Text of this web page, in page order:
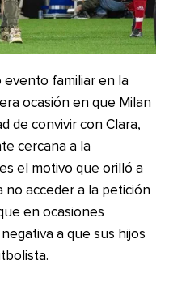
evento familiar en la
ocasión en que Milan
de convivir con Clara,
cercana a la
el motivo que orilló a
no acceder a la petición
en ocasiones
a que sus hijos